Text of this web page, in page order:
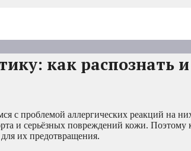
как распознать и
с проблемой аллергических реакций на
и серьёзных повреждений кожи. Поэтому
их предотвращения.